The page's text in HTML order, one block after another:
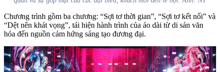
Chương trình gồm ba chương: “Sợi tơ thời gian”, “Sợi tơ kết nối” và
“Dệt nên khát vọng”, tái hiện hành trình của áo dài từ di sản văn
hóa đến nguồn cảm hứng sáng tạo đương đại.